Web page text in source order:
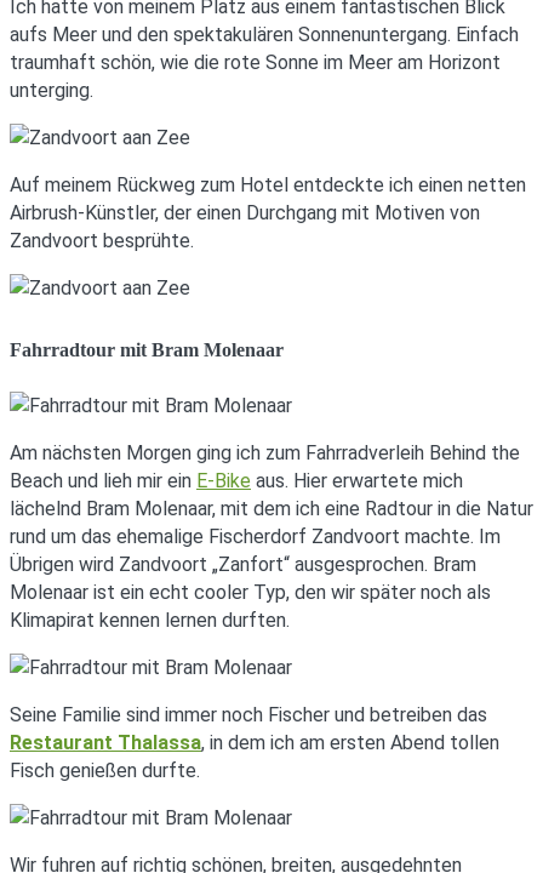
Ich hatte von meinem Platz aus einem fantastischen Blick
aufs Meer und den spektakulären Sonnenuntergang. Einfach
traumhaft schön, wie die rote Sonne im Meer am Horizont
unterging.
Auf meinem Rückweg zum Hotel entdeckte ich einen netten
Airbrush-Künstler, der einen Durchgang mit Motiven von
Zandvoort besprühte.
Fahrradtour mit Bram Molenaar
Am nächsten Morgen ging ich zum Fahrradverleih Behind the
Beach und lieh mir ein E-Bike aus. Hier erwartete mich
lächelnd Bram Molenaar, mit dem ich eine Radtour in die Natur
rund um das ehemalige Fischerdorf Zandvoort machte. Im
Übrigen wird Zandvoort „Zanfort“ ausgesprochen. Bram
Molenaar ist ein echt cooler Typ, den wir später noch als
Klimapirat kennen lernen durften.
Seine Familie sind immer noch Fischer und betreiben das
Restaurant Thalassa, in dem ich am ersten Abend tollen
Fisch genießen durfte.
Wir fuhren auf richtig schönen, breiten, ausgedehnten